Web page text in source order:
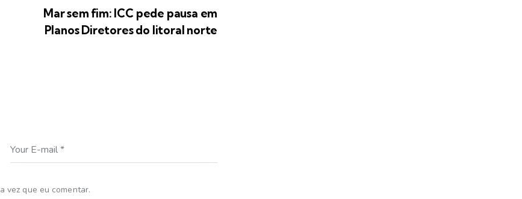
Mar sem fim: ICC pede pausa em
Planos Diretores do litoral norte
vez que eu comentar.